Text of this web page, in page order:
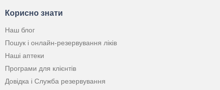
Корисно знати
Наш блог
Пошук і онлайн-резервування ліків
Наші аптеки
Програми для клієнтів
Довідка і Служба резервування